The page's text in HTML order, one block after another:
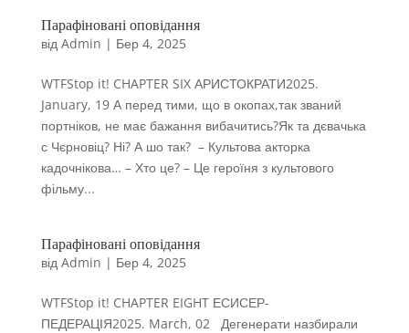
Парафіновані оповідання
від Admin | Бер 4, 2025
WTFStop it! CHAPTER SIX АРИСТОКРАТИ2025.
January, 19 А перед тими, що в окопах,так званий
портніков, не має бажання вибачитись?Як та дєвачька
с Чєрновіц? Ні? А шо так? – Культова акторка
кадочнікова… – Хто це? – Це героїня з культового
фільму...
Парафіновані оповідання
від Admin | Бер 4, 2025
WTFStop it! CHAPTER EIGHT ЕСИСЕР-
ПЕДЕРАЦІЯ2025. March, 02 Дегенерати назбирали